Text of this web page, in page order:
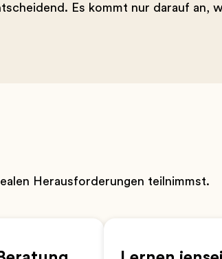
Es kommt nur darauf an,
Herausforderungen teilnimmst.